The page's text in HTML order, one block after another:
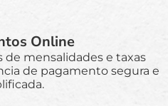
Online
mensalidades e taxas
de pagamento segura e